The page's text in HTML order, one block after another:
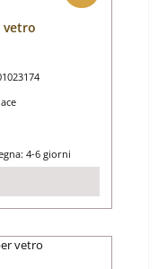
vetro
4-6 giorni